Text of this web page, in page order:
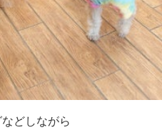
どしながら